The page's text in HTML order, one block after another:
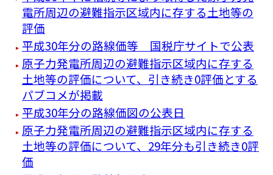
電所周辺の避難指示区域内に存する土地等の
評価
平成30年分の路線価等 国税庁サイトで公表
原子力発電所周辺の避難指示区域内に存する
土地等の評価について、引き続き0評価とする
パブコメが掲載
平成30年分の路線価図の公表日
原子力発電所周辺の避難指示区域内に存する
土地等の評価について、29年分も引き続き0評
価